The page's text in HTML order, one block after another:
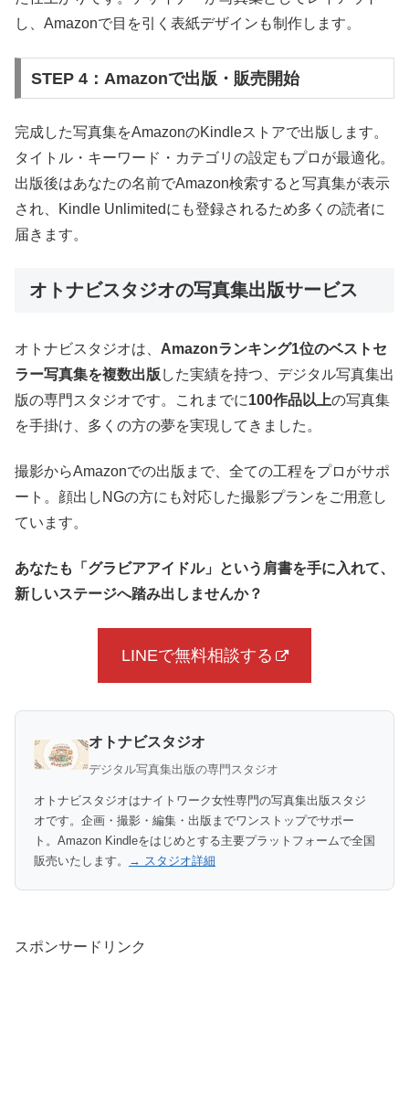
し、Amazonで目を引く表紙デザインも制作します。
STEP 4：Amazonで出版・販売開始
完成した写真集をAmazonのKindleストアで出版します。
タイトル・キーワード・カテゴリの設定もプロが最適化。
出版後はあなたの名前でAmazon検索すると写真集が表示
され、Kindle Unlimitedにも登録されるため多くの読者に
届きます。
オトナビスタジオの写真集出版サービス
オトナビスタジオは、 Amazonランキング1位のベストセ
ラー写真集を複数出版 した実績を持つ、デジタル写真集出
版の専門スタジオです。これまでに100作品以上の写真集
を手掛け、多くの方の夢を実現してきました。
撮影からAmazonでの出版まで、全ての工程をプロがサポ
ート。顔出しNGの方にも対応した撮影プランをご用意し
ています。
あなたも「グラビアアイドル」という肩書を手に入れて、
新しいステージへ踏み出しませんか？
LINEで無料相談する
オトナビスタジオ
デジタル写真集出版の専門スタジオ
オトナビスタジオはナイトワーク女性専門の写真集出版スタジ
オです。企画・撮影・編集・出版までワンストップでサポー
ト。Amazon Kindleをはじめとする主要プラットフォームで全国
販売いたします。
→ スタジオ詳細
スポンサードリンク